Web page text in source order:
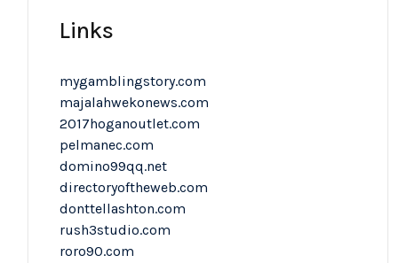
Links
mygamblingstory.com
majalahwekonews.com
2017hoganoutlet.com
pelmanec.com
domino99qq.net
directoryoftheweb.com
donttellashton.com
rush3studio.com
roro90.com